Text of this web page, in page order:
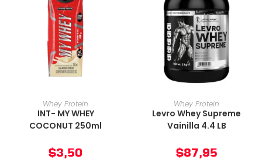
AÑADIR AL CARRITO
Whey Protein
INT- MY WHEY
COCONUT 250ml
$3,50
AÑADIR AL CARRITO
Whey Protein
Levro Whey Supreme
Vainilla 4.4 LB
$87,95